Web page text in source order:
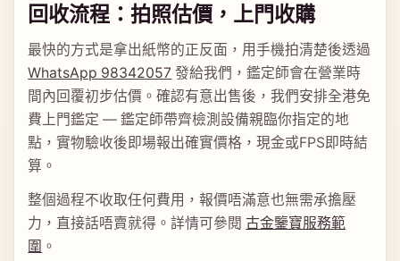
回收流程：拍照估價，上門收購
最快的方式是拿出紙幣的正反面，用手機拍清楚後透過
WhatsApp 98342057 發給我們，鑑定師會在營業時
間內回覆初步估價。確認有意出售後，我們安排全港免
費上門鑑定 — 鑑定師帶齊檢測設備親臨你指定的地
點，實物驗收後即場報出確實價格，現金或FPS即時結
算。
整個過程不收取任何費用，報價唔滿意也無需承擔壓
力，直接話唔賣就得。詳情可參閱古金鑒寶服務範
圍 。